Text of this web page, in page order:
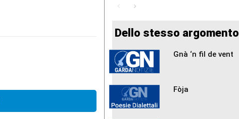
Dello stesso argomento
Gnà ‘n fil de vent
Fòja